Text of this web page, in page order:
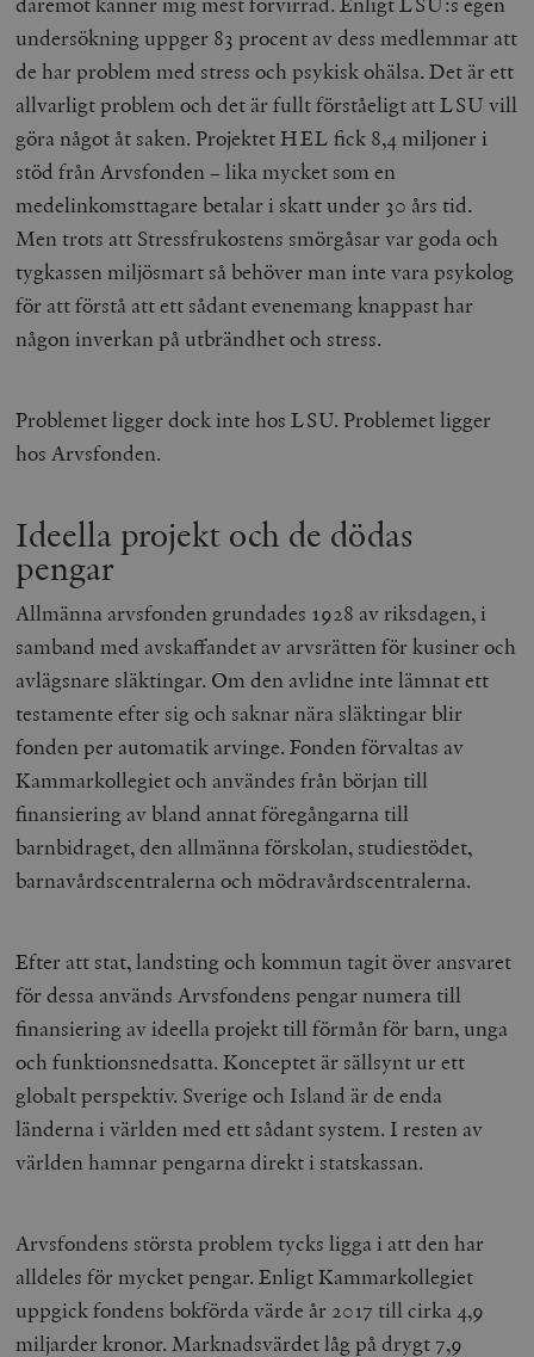
undersökning uppger 83 procent av dess medlemmar att
de har problem med stress och psykisk ohälsa. Det är ett
allvarligt problem och det är fullt förståeligt att LSU vill
göra något åt saken. Projektet HEL fick 8,4 miljoner i
stöd från Arvsfonden – lika mycket som en
medelinkomsttagare betalar i skatt under 30 års tid.
Men trots att Stressfrukostens smörgåsar var goda och
tygkassen miljösmart så behöver man inte vara psykolog
för att förstå att ett sådant evenemang knappast har
någon inverkan på utbrändhet och stress.
Problemet ligger dock inte hos LSU. Problemet ligger
hos Arvsfonden.
Ideella projekt och de dödas
pengar
Allmänna arvsfonden grundades 1928 av riksdagen, i
samband med avskaffandet av arvsrätten för kusiner och
avlägsnare släktingar. Om den avlidne inte lämnat ett
testamente efter sig och saknar nära släktingar blir
fonden per automatik arvinge. Fonden förvaltas av
Kammarkollegiet och användes från början till
finansiering av bland annat föregångarna till
barnbidraget, den allmänna förskolan, studiestödet,
barnavårdscentralerna och mödravårdscentralerna.
Efter att stat, landsting och kommun tagit över ansvaret
för dessa används Arvsfondens pengar numera till
finansiering av ideella projekt till förmån för barn, unga
och funktionsnedsatta. Konceptet är sällsynt ur ett
globalt perspektiv. Sverige och Island är de enda
länderna i världen med ett sådant system. I resten av
världen hamnar pengarna direkt i statskassan.
Arvsfondens största problem tycks ligga i att den har
alldeles för mycket pengar. Enligt Kammarkollegiet
uppgick fondens bokförda värde år 2017 till cirka 4,9
miljarder kronor. Marknadsvärdet låg på drygt 7,9